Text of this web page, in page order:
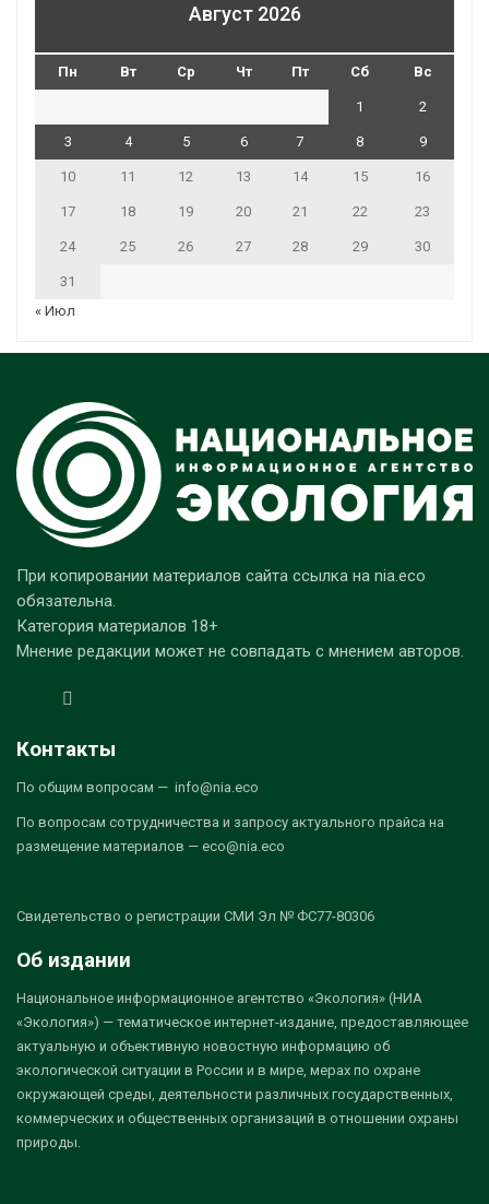
Август 2026
Пн Вт Ср Чт Пт Сб Вс
1 2
3 4 5 6 7 8 9
10 11 12 13 14 15 16
17 18 19 20 21 22 23
24 25 26 27 28 29 30
31
« Июл
При копировании материалов сайта ссылка на nia.eco
обязательна.
Категория материалов 18+
Мнение редакции может не совпадать с мнением авторов.
Контакты
По общим вопросам — info@nia.eco
По вопросам сотрудничества и запросу актуального прайса на
размещение материалов — eco@nia.eco
Свидетельство о регистрации СМИ Эл № ФС77-80306
Об издании
Национальное информационное агентство «Экология» (НИА
«Экология») — тематическое интернет-издание, предоставляющее
актуальную и объективную новостную информацию об
экологической ситуации в России и в мире, мерах по охране
окружающей среды, деятельности различных государственных,
коммерческих и общественных организаций в отношении охраны
природы.